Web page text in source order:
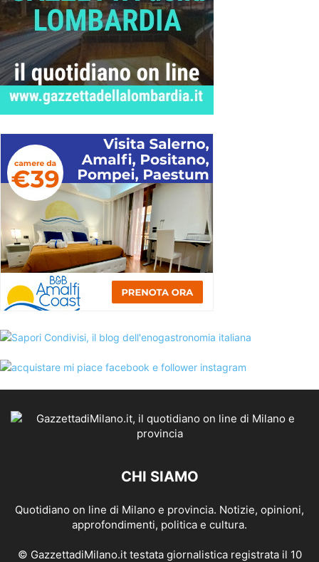
CHI SIAMO
Quotidiano on line di Milano e provincia. Notizie, opinioni,
approfondimenti, politica e cultura.
© GazzettadiMilano.it testata giornalistica registrata il 10